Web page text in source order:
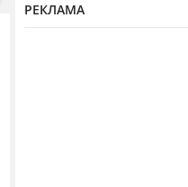
РЕКЛАМА